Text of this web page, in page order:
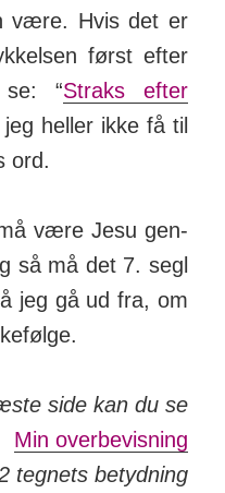
være. Hvis det er
først efter
“Straks efter
heller ikke få til
ord.
være Jesu gen­
så må det 7. segl
jeg gå ud fra, om
side kan du se
Min overbevisning
tegnets betydning